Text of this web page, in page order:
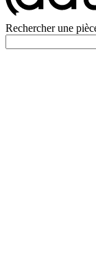
Rechercher une